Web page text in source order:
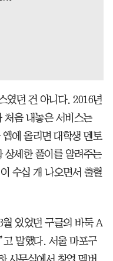
였던 건 아니다. 2016년
처음 내놓은 서비스는
에 올리면 대학생 멘토
상세한 풀이를 알려주는
수십 개 나오면서 출혈
있었던 구글의 바둑 A
고 말했다. 서울 마포구